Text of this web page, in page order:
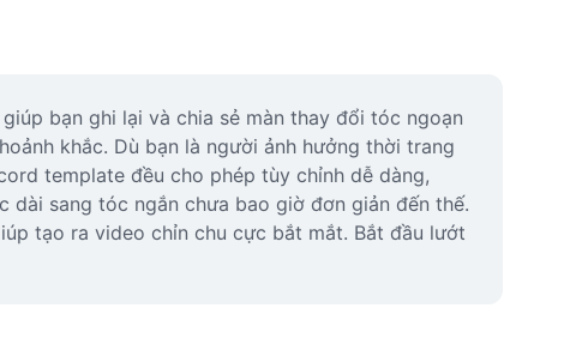
bạn ghi lại và chia sẻ màn thay đổi tóc ngoạn
khắc. Dù bạn là người ảnh hưởng thời trang
template đều cho phép tùy chỉnh dễ dàng,
sang tóc ngắn chưa bao giờ đơn giản đến thế.
tạo ra video chỉn chu cực bắt mắt. Bắt đầu lướt